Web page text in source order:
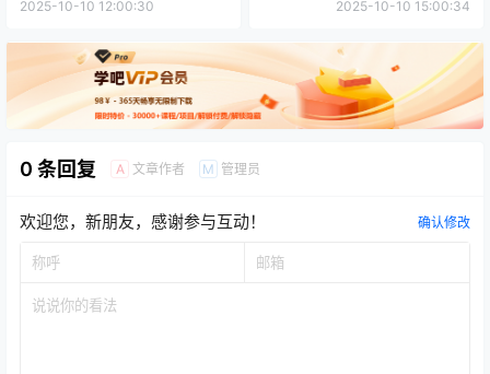
2025-10-10 12:00:30 2025-10-10 15:00:34
0 条回复 A 文章作者 M 管理员
欢迎您，新朋友，感谢参与互动！ 确认修改